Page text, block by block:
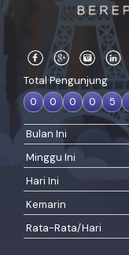
Total Pengunjung
0
0 0 0 5
Bulan Ini
Minggu Ini
Hari Ini
Kemarin
Rata-Rata/Hari